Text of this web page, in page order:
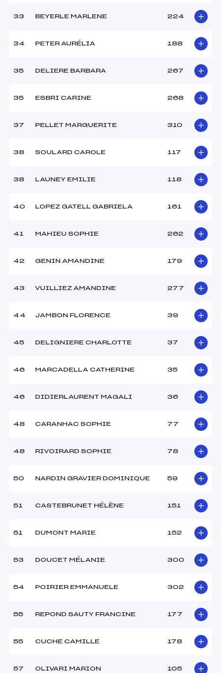
33 BEYERLE MARLENE 224
34 PETER AURÉLIA 188
35 DELIERE BARBARA 267
35 ESBRI CARINE 268
37 PELLET MARGUERITE 310
38 SOULARD CAROLE 117
38 LAUNEY EMILIE 118
40 LOPEZ GATELL GABRIELA 161
41 MAHIEU SOPHIE 262
42 GENIN AMANDINE 179
43 VUILLIEZ AMANDINE 277
44 JAMBON FLORENCE 39
45 DELIGNIERE CHARLOTTE 37
46 MARCADELLA CATHERINE 35
46 DIDIERLAURENT MAGALI 36
48 CARANHAC SOPHIE 77
48 RIVOIRARD SOPHIE 78
50 NARDIN GRAVIER DOMINIQUE 59
51 CASTEBRUNET HÉLÈNE 151
51 DUMONT MARIE 152
53 DOUCET MÉLANIE 300
54 POIRIER EMMANUELE 302
55 REPOND SAUTY FRANCINE 177
55 CUCHE CAMILLE 178
57 OLIVARI MARION 105